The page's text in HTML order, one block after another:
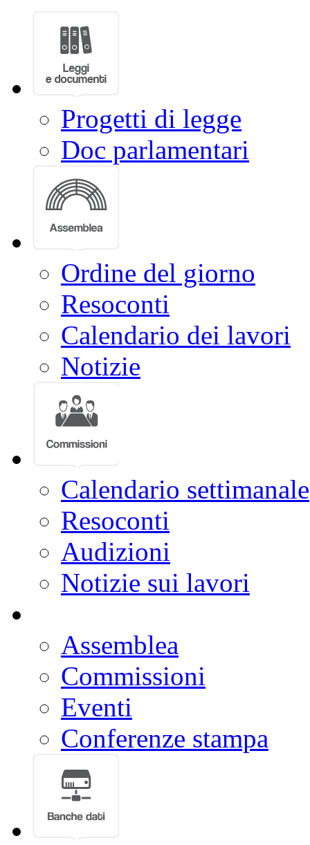
Progetti di legge
Doc parlamentari
Ordine del giorno
Resoconti
Calendario dei lavori
Notizie
Calendario settimanale
Resoconti
Audizioni
Notizie sui lavori
Assemblea
Commissioni
Eventi
Conferenze stampa